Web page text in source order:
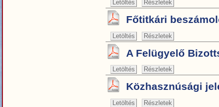
Letöltés Részletek
Főtitkári
Letöltés Részletek
A Felügyelő
Letöltés Részletek
Közhasznúsági
Letöltés Részletek